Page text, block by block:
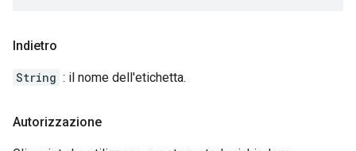
Indietro
String : il nome dell'etichetta.
Autorizzazione